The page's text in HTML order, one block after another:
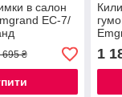
в салон
EC-7/
695 ₴ 1